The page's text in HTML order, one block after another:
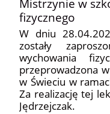
Mistrzynie w
fizycznego
W dniu
zostały
wychowania
przeprowadzona
w Świeciu w
Za realizację tej
Jędrzejczak.